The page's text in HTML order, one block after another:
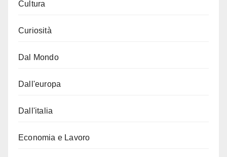
Cultura
Curiosità
Dal Mondo
Dall'europa
Dall'italia
Economia e Lavoro